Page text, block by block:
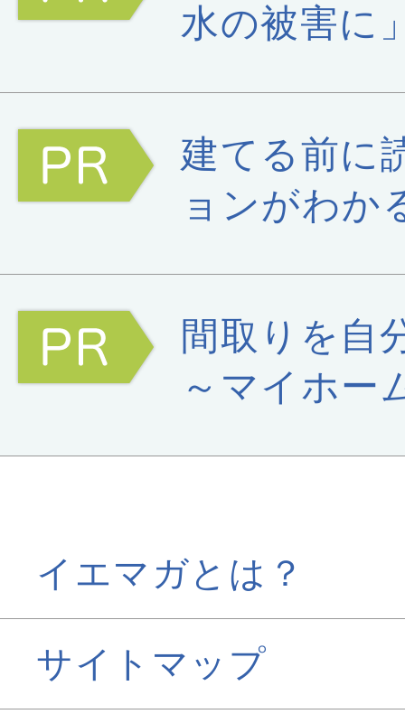
水の被害に
建てる前に
ョンがわか
間取りを
～マイホー
イエマガとは？
サイトマップ